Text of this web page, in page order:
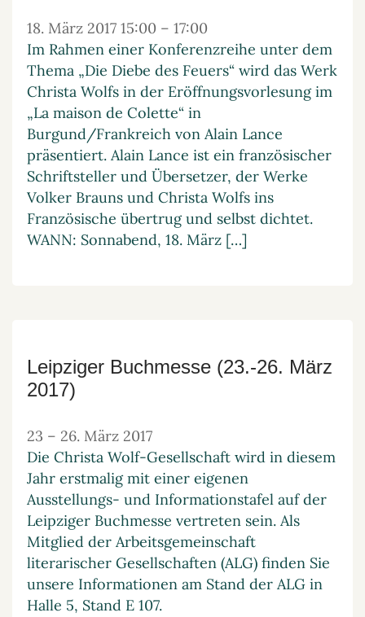
18. März 2017 15:00 – 17:00
Im Rahmen einer Konferenzreihe unter dem
Thema „Die Diebe des Feuers“ wird das Werk
Christa Wolfs in der Eröffnungsvorlesung im
„La maison de Colette“ in
Burgund/Frankreich von Alain Lance
präsentiert. Alain Lance ist ein französischer
Schriftsteller und Übersetzer, der Werke
Volker Brauns und Christa Wolfs ins
Französische übertrug und selbst dichtet.
WANN: Sonnabend, 18. März […]
Leipziger Buchmesse (23.-26. März
2017)
23 – 26. März 2017
Die Christa Wolf-Gesellschaft wird in diesem
Jahr erstmalig mit einer eigenen
Ausstellungs- und Informationstafel auf der
Leipziger Buchmesse vertreten sein. Als
Mitglied der Arbeitsgemeinschaft
literarischer Gesellschaften (ALG) finden Sie
unsere Informationen am Stand der ALG in
Halle 5, Stand E 107.